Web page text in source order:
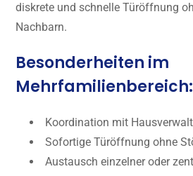
diskrete und schnelle Türöffnung
Nachbarn.
Besonderheiten im
Mehrfamilienbereich:
Koordination mit
Sofortige Türöffnung ohne
Austausch einzelner oder